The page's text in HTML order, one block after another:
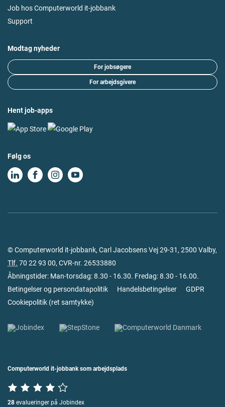
Job hos Computerworld it-jobbank
Support
Modtag nyheder
For jobsøgere
For arbejdsgivere
Hent job-apps
Følg os
© Computerworld it-jobbank, Carl Jacobsens Vej 29-31, 2500 Valby,
Tlf. 70 22 93 00, CVR-nr. 26533880
Åbningstider: Man-torsdag: 8.30 - 16.30. Fredag: 8.30 - 16.00.
Betingelser og persondatapolitik
Handelsbetingelser
GDPR
Cookiepolitik (ret samtykke)
Computerworld it-jobbank som arbejdsplads
28 evalueringer på Jobindex